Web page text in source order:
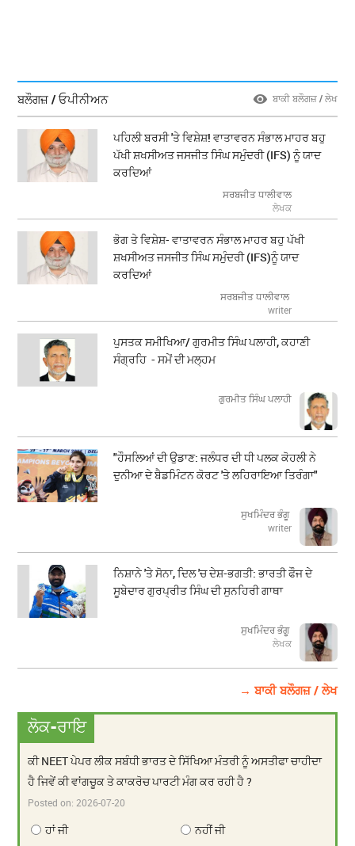
ਬਲੌਗਜ਼ / ਓਪੀਨੀਅਨ ਬਾਕੀ ਬਲੌਗਜ਼ / ਲੇਖ
ਪਹਿਲੀ ਬਰਸੀ 'ਤੇ ਵਿਸ਼ੇਸ਼! ਵਾਤਾਵਰਨ ਸੰਭਾਲ ਮਾਹਰ ਬਹੁ
ਪੱਖੀ ਸ਼ਖਸੀਅਤ ਜਸਜੀਤ ਸਿੰਘ ਸਮੁੰਦਰੀ (IFS) ਨੂੰ ਯਾਦ
ਕਰਦਿਆਂ
ਸਰਬਜੀਤ ਧਾਲੀਵਾਲ
ਲੇਖਕ
ਭੋਗ ਤੇ ਵਿਸ਼ੇਸ਼- ਵਾਤਾਵਰਨ ਸੰਭਾਲ ਮਾਹਰ ਬਹੁ ਪੱਖੀ
ਸ਼ਖਸੀਅਤ ਜਸਜੀਤ ਸਿੰਘ ਸਮੁੰਦਰੀ (IFS)ਨੂੰ ਯਾਦ
ਕਰਦਿਆਂ
ਸਰਬਜੀਤ ਧਾਲੀਵਾਲ
writer
ਪੁਸਤਕ ਸਮੀਖਿਆ/ ਗੁਰਮੀਤ ਸਿੰਘ ਪਲਾਹੀ, ਕਹਾਣੀ
ਸੰਗ੍ਰਹਿ - ਸਮੇਂ ਦੀ ਮਲ੍ਹਮ
ਗੁਰਮੀਤ ਸਿੰਘ ਪਲਾਹੀ
"ਹੌਸਲਿਆਂ ਦੀ ਉਡਾਣ: ਜਲੰਧਰ ਦੀ ਧੀ ਪਲਕ ਕੋਹਲੀ ਨੇ
ਦੁਨੀਆ ਦੇ ਬੈਡਮਿੰਟਨ ਕੋਰਟ 'ਤੇ ਲਹਿਰਾਇਆ ਤਿਰੰਗਾ"
ਸੁਖਮਿੰਦਰ ਭੰਗੂ
writer
ਨਿਸ਼ਾਨੇ 'ਤੇ ਸੋਨਾ, ਦਿਲ 'ਚ ਦੇਸ਼-ਭਗਤੀ: ਭਾਰਤੀ ਫੌਜ ਦੇ
ਸੂਬੇਦਾਰ ਗੁਰਪ੍ਰੀਤ ਸਿੰਘ ਦੀ ਸੁਨਹਿਰੀ ਗਾਥਾ
ਸੁਖਮਿੰਦਰ ਭੰਗੂ
ਲੇਖਕ
→ ਬਾਕੀ ਬਲੌਗਜ਼ / ਲੇਖ
ਲੋਕ-ਰਾਇ
ਕੀ NEET ਪੇਪਰ ਲੀਕ ਸਬੰਧੀ ਭਾਰਤ ਦੇ ਸਿੱਖਿਆ ਮੰਤਰੀ ਨੂੰ ਅਸਤੀਫਾ ਚਾਹੀਦਾ
ਹੈ ਜਿਵੇਂ ਕੀ ਵਾਂਗਚੂਕ ਤੇ ਕਾਕਰੋਚ ਪਾਰਟੀ ਮੰਗ ਕਰ ਰਹੀ ਹੈ ?
Posted on:2026-07-20
ਹਾਂ ਜੀ ਨਹੀਂ ਜੀ